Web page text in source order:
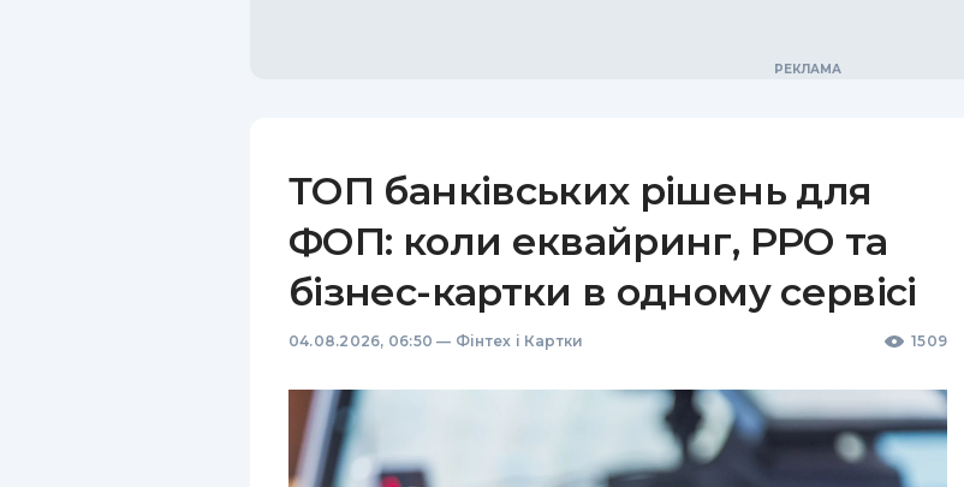
ТОП банківських рішень для
ФОП: коли еквайринг, РРО та
бізнес-картки в одному сервісі
04.08.2026, 06:50 — Фінтех і Картки 1509